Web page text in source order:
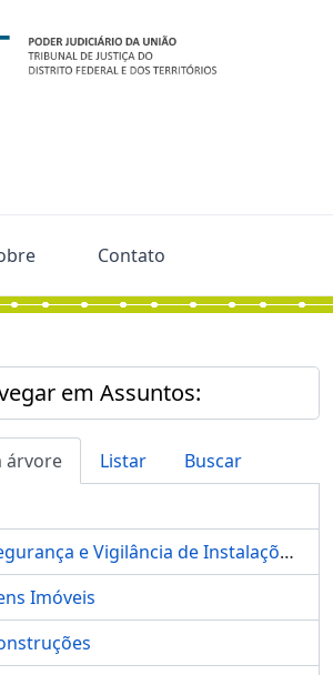
Contato
em Assuntos:
árvore Listar
Buscar
Gestão da Segurança e Vigilância de Instalações de Bens Imóveis
Imóveis